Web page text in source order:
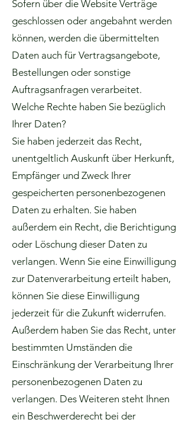
Sofern über die Website Verträge
geschlossen oder angebahnt werden
können, werden die übermittelten
Daten auch für Vertragsangebote,
Bestellungen oder sonstige
Auftragsanfragen verarbeitet.
Welche Rechte haben Sie bezüglich
Ihrer Daten?
Sie haben jederzeit das Recht,
unentgeltlich Auskunft über Herkunft,
Empfänger und Zweck Ihrer
gespeicherten personenbezogenen
Daten zu erhalten. Sie haben
außerdem ein Recht, die Berichtigung
oder Löschung dieser Daten zu
verlangen. Wenn Sie eine Einwilligung
zur Datenverarbeitung erteilt haben,
können Sie diese Einwilligung
jederzeit für die Zukunft widerrufen.
Außerdem haben Sie das Recht, unter
bestimmten Umständen die
Einschränkung der Verarbeitung Ihrer
personenbezogenen Daten zu
verlangen. Des Weiteren steht Ihnen
ein Beschwerderecht bei der